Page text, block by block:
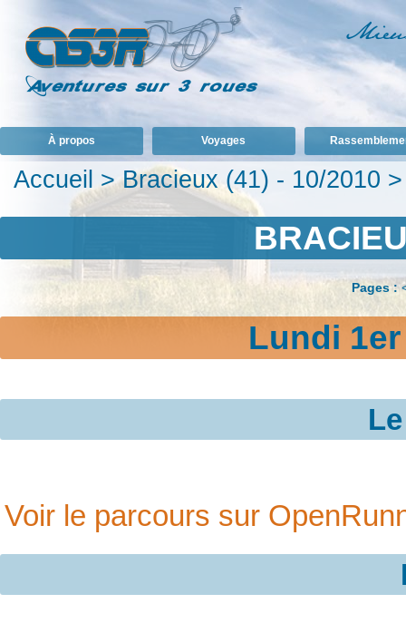
À propos Voyages
Accueil >Bracieux (41) - 10/2010
Pages :
Lundi
Voir le parcours sur